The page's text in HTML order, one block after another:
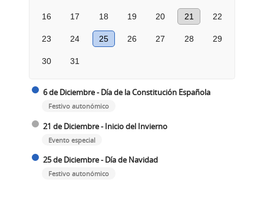
16 17 18 19 20 21 22
23 24 25 26 27 28 29
30 31
6 de Diciembre - Día de la Constitución Española
Festivo autonómico
21 de Diciembre - Inicio del Invierno
Evento especial
25 de Diciembre - Día de Navidad
Festivo autonómico